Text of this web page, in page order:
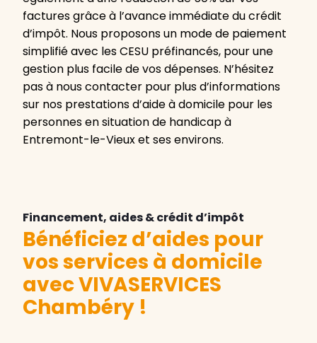
factures grâce à l’avance immédiate du crédit
d’impôt. Nous proposons un mode de paiement
simplifié avec les CESU préfinancés, pour une
gestion plus facile de vos dépenses. N’hésitez
pas à nous contacter pour plus d’informations
sur nos prestations d’aide à domicile pour les
personnes en situation de handicap à
Entremont-le-Vieux et ses environs.
Financement, aides & crédit d’impôt
Bénéficiez d’aides pour
vos services à domicile
avec VIVASERVICES
Chambéry !